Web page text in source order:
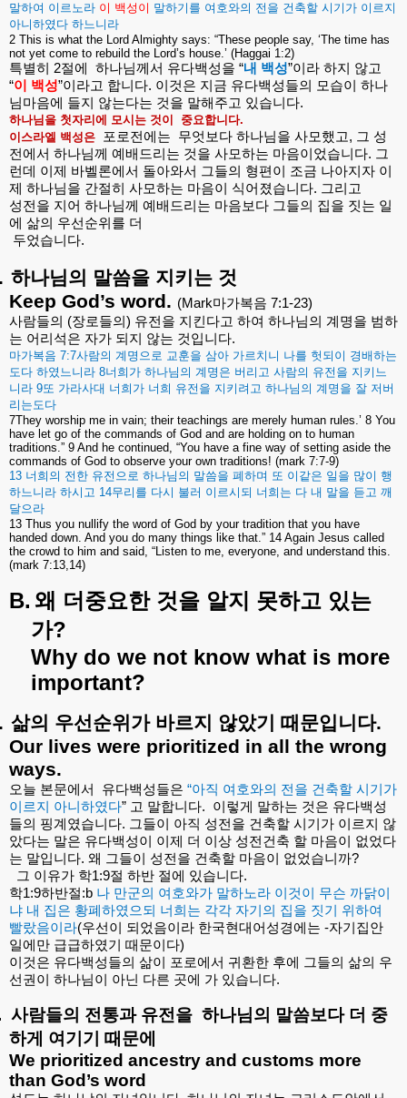
말하여 이르노라 이 백성이 말하기를 여호와의 전을 건축할 시기가 이르지
아니하였다 하느니라
2 This is what the Lord Almighty says: “These people say, ‘The time has
not yet come to rebuild the Lord’s house.’ (Haggai 1:2)
특별히 2절에 하나님께서 유다백성을 “내 백성”이라 하지
않고
“이 백성”이라고 합니다. 이것은 지금 유다백성들의 모습이
하나
님마음에
들지 않는다는 것을 말해주고 있습니다.
하나님을 첫자리에 모시는 것이 중요합니다.
이스라엘 백성은 포로전에는 무엇보다 하나님을 사모했고, 그 성
전에서 하나님께 예배드리는 것을 사모하는 마음이었습니다. 그
런데
이제 바벨론에서 돌아와서 그들의 형편이 조금 나아지자 이
제 하나님을 간절히 사모하는 마음이 식어졌습니다. 그리고
성전을 지어 하나님께 예배드리는 마음보다 그들의 집을 짓는 일
에 삶의 우선순위를 더
두었습니다.
하나님의 말씀을 지키는 것
Keep God’s word. (Mark마가복음 7:1-23)
사람들의 (장로들의 ) 유전을 지킨다고 하여 하나님의 계명을 범하
는 어리석은 자가 되지 않는 것입니다.
마가복음 7:7사람의 계명으로 교훈을 삼아 가르치니 나를 헛되이 경배하는
도다 하였느니라 8너희가 하나님의 계명은 버리고 사람의 유전을 지키느
니라 9또 가라사대 너희가 너희 유전을 지키려고 하나님의 계명을 잘 저버
리는도다
7They worship me in vain; their teachings are merely human rules.’ 8 You
have let go of the commands of God and are holding on to human
traditions.” 9 And he continued, “You have a fine way of setting aside the
commands of God to observe your own traditions! (mark 7:7-9)
13 너희의 전한 유전으로 하나님의 말씀을 폐하며 또 이같은 일을 많이 행
하느니라 하시고 14무리를 다시 불러 이르시되 너희는 다 내 말을 듣고 깨
달으라
13 Thus you nullify the word of God by your tradition that you have
handed down. And you do many things like that.” 14 Again Jesus called
the crowd to him and said, “Listen to me, everyone, and understand this.
(mark 7:13,14)
B. 왜 더중요한 것을 알지 못하고 있는
가?
Why do we not know what is more
important?
삶의 우선순위가 바르지 않았기 때문입니다.
Our lives were prioritized in all the wrong
ways.
오늘 본문에서 유다백성들은 “아직 여호와의 전을 건축할 시기가
이르지
아니하였다” 고 말합니다. 이렇게 말하는 것은 유다백성
들의 핑계였습니다. 그들이 아직 성전을 건축할 시기가 이르지
않
았다는 말은 유다백성이 이제 더 이상 성전건축 할 마음이
없었다
는 말입니다. 왜 그들이 성전을 건축할 마음이 없었습니까?
그 이유가 학1:9절 하반 절에 있습니다.
학1:9하반절:b 나 만군의 여호와가 말하노라 이것이 무슨 까닭이
냐 내 집은 황폐하였으되 너희는 각각 자기의 집을 짓기
위하여
빨랐음이라(우선이 되었음이라 한국현대어성경에는 -자기집안
일에만 급급하였기 때문이다)
이것은 유다백성들의 삶이 포로에서 귀환한 후에 그들의 삶의 우
선권이
하나님이 아닌 다른 곳에 가 있습니다.
사람들의 전통과 유전을 하나님의 말씀보다 더 중
하게
여기기
때문에
We prioritized ancestry and customs more
than God’s word